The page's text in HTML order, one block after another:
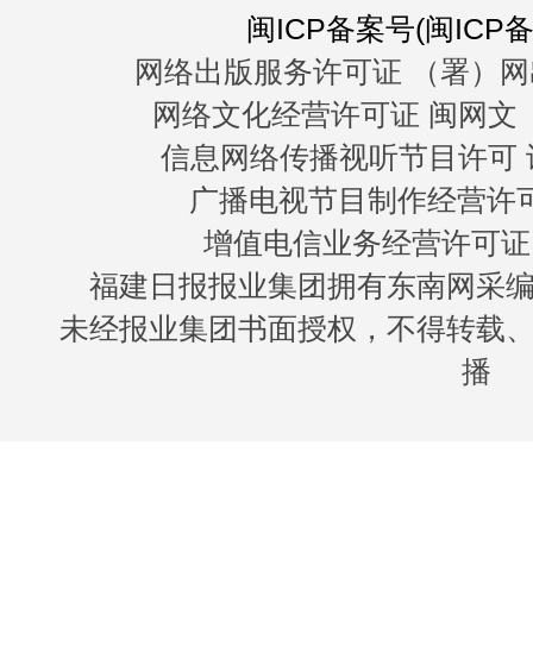
闽ICP备案号(闽ICP
网络出版服务许可证 （署）
网络文化经营许可证 闽网文
信息网络传播视听节目许可
广播电视节目制作经营许
增值电信业务经营许可
福建日报报业集团拥有东南网采
未经报业集团书面授权，不得转载
播